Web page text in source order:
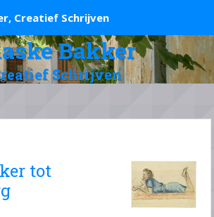
Creatief Schrijven
Bakker
Schrijven
tot